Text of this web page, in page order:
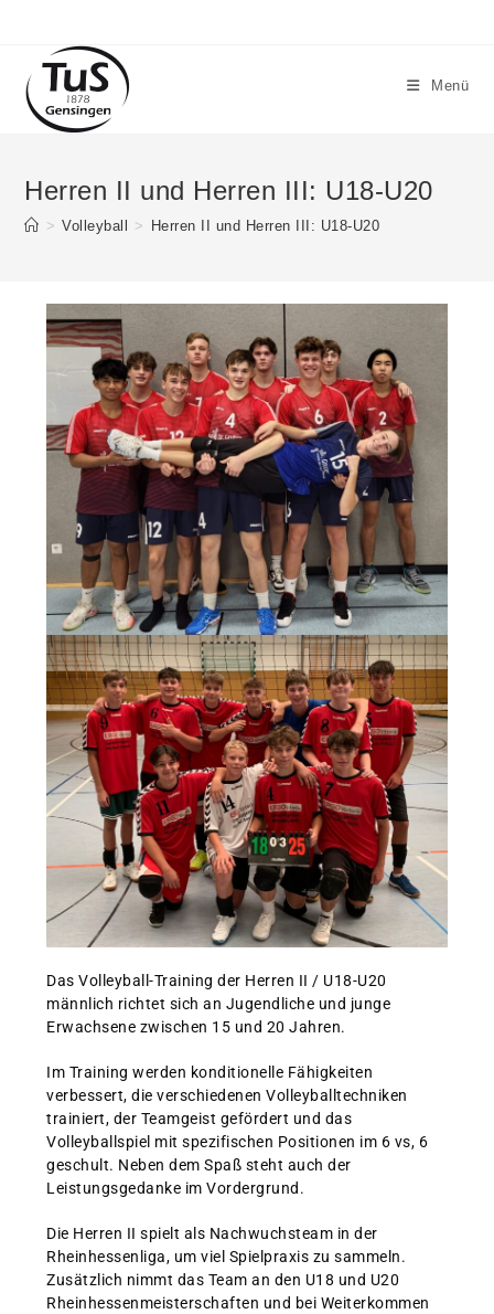
Menü
Herren II und Herren III: U18-U20
> Volleyball > Herren II und Herren III: U18-U20
Das Volleyball-Training der Herren II / U18-U20
männlich richtet sich an Jugendliche und junge
Erwachsene zwischen 15 und 20 Jahren.
Im Training werden konditionelle Fähigkeiten
verbessert, die verschiedenen Volleyballtechniken
trainiert, der Teamgeist gefördert und das
Volleyballspiel mit spezifischen Positionen im 6 vs, 6
geschult. Neben dem Spaß steht auch der
Leistungsgedanke im Vordergrund.
Die Herren II spielt als Nachwuchsteam in der
Rheinhessenliga, um viel Spielpraxis zu sammeln.
Zusätzlich nimmt das Team an den U18 und U20
Rheinhessenmeisterschaften und bei Weiterkommen